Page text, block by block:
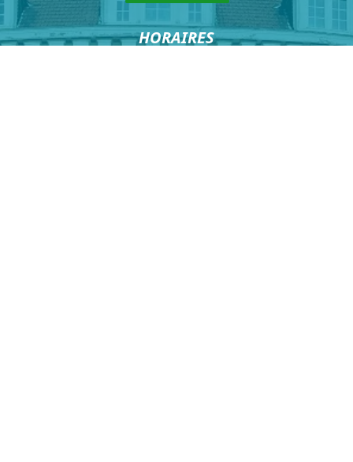
HORAIRES